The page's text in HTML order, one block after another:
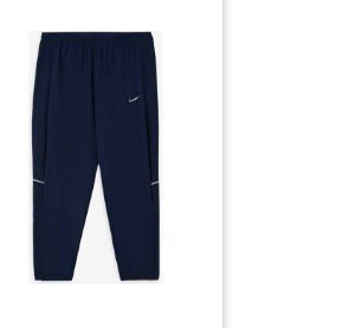
métalliques chromées,
polies brillantes Clip massif
résistantes à la rupture 0,7
pour mines de rechange
Capuchon amovible
Gomme blanche
interchangeable
Dimensions : Longueur
145 mm x Ø 11 mm Poids